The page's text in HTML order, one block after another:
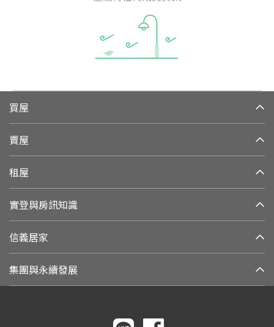
買屋
賣屋
租屋
實登與房訊知識
信義居家
集團與永續發展